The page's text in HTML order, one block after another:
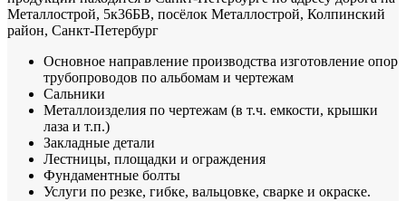
Металлострой, 5к36БВ, посёлок Металлострой, Колпинский
район, Санкт-Петербург
Основное направление производства изготовление опор
трубопроводов по альбомам и чертежам
Сальники
Металлоизделия по чертежам (в т.ч. емкости, крышки
лаза и т.п.)
Закладные детали
Лестницы, площадки и ограждения
Фундаментные болты
Услуги по резке, гибке, вальцовке, сварке и окраске.